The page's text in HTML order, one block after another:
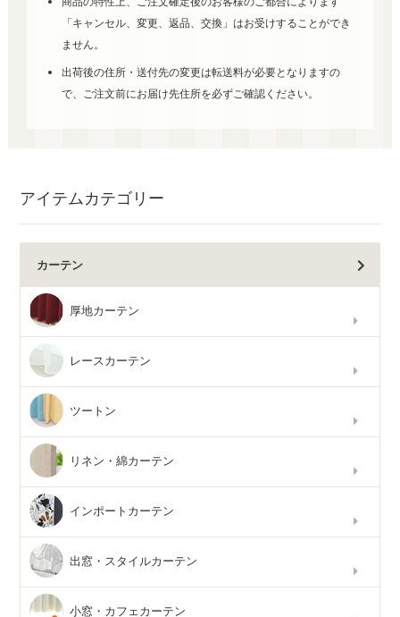
「キャンセル、変更、返品、交換」はお受けすることができ
ません。
出荷後の住所・送付先の変更は転送料が必要となりますの
で、ご注文前にお届け先住所を必ずご確認ください。
アイテムカテゴリー
カーテン
厚地カーテン
レースカーテン
ツートン
リネン・綿カーテン
インポートカーテン
出窓・スタイルカーテン
小窓・カフェカーテン